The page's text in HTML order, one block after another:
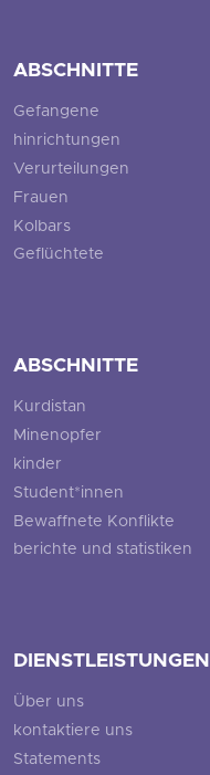
ABSCHNITTE
Gefangene
hinrichtungen
Verurteilungen
Frauen
Kolbars
Geflüchtete
ABSCHNITTE
Kurdistan
Minenopfer
kinder
Student*innen
Bewaffnete Konflikte
berichte und statistiken
DIENSTLEISTUNGEN
Über uns
kontaktiere uns
Statements